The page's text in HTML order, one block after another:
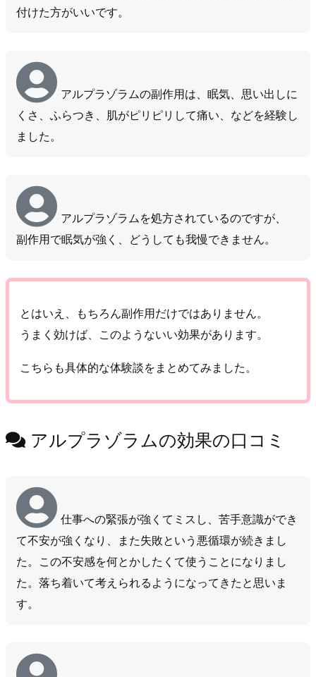
付けた方がいいです。
アルプラゾラムの副作用は、眠気、思い出しに
くさ、ふらつき、肌がピリピリして痛い、などを経験し
ました。
アルプラゾラムを処方されているのですが、
副作用で眠気が強く、どうしても我慢できません。
とはいえ、もちろん副作用だけではありません。
うまく効けば、このようないい効果があります。
こちらも具体的な体験談をまとめてみました。
アルプラゾラムの効果の口コミ
仕事への緊張が強くてミスし、苦手意識ができ
て不安が強くなり、また失敗という悪循環が続きまし
た。この不安感を何とかしたくて使うことになりまし
た。落ち着いて考えられるようになってきたと思いま
す。